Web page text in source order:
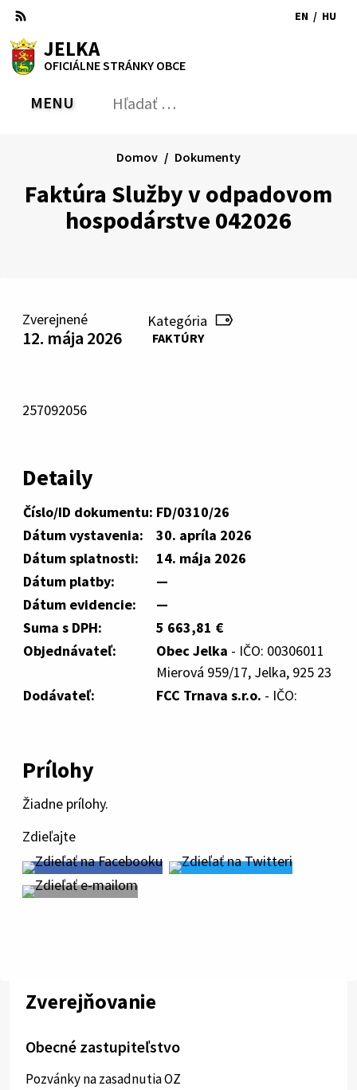
Preskočiť
obsah
RSS Mapa Tlačiť
EN / HU
JELKA
OFICIÁLNE STRÁNKY OBCE
PREPNÚŤ
MENU Hľadať:
Faktúra Služby v odpadovom
hospodárstve 042026
Domov Dokumenty
Zverejnené
12. mája 2026
Kategória
FAKTÚRY
257092056
Detaily
Číslo/ID dokumentu: FD/0310/26
Dátum vystavenia:
30. apríla 2026
Dátum splatnosti:
14. mája 2026
Dátum platby:
—
Dátum evidencie:
—
Suma s DPH:
5 663,81 €
Objednávateľ:
Obec Jelka - IČO: 00306011
Mierová 959/17, Jelka, 925 23
Dodávateľ:
FCC Trnava s.r.o. - IČO:
Prílohy
Žiadne prílohy.
Zdieľajte
Zverejňovanie
Obecné zastupiteľstvo
Pozvánky na zasadnutia OZ